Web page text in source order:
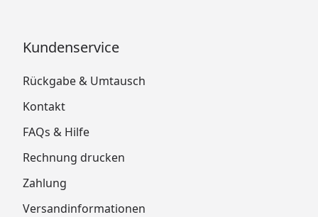
Kundenservice
Rückgabe & Umtausch
Kontakt
FAQs & Hilfe
Rechnung drucken
Zahlung
Versandinformationen